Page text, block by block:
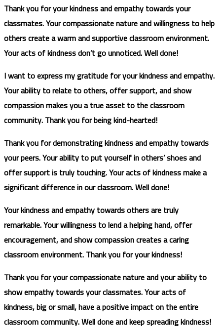
Thank you for your kindness and empathy towards your
classmates.Your compassionate nature and willingness to help
others create a warm and supportive classroom environment.
Your acts of kindness don’t go unnoticed. Well done!
I want to express my gratitude for your kindness and empathy.
Your ability to relate to others, offer support, and show
compassion makes you a true asset to the classroom
community. Thank you for being kind-hearted!
Thank you for demonstrating kindness and empathy towards
your peers. Your ability to put yourself in others’ shoes and
offer support is truly touching. Your acts of kindness make a
significant difference in our classroom. Well done!
Your kindness and empathy towards others are truly
remarkable. Your willingness to lend a helping hand, offer
encouragement, and show compassion creates a caring
classroom environment. Thank you for your kindness!
Thank you for your compassionate nature and your ability to
show empathy towards your classmates. Your acts of
kindness, big or small, have a positive impact on the entire
classroom community. Well done and keep spreading kindness!